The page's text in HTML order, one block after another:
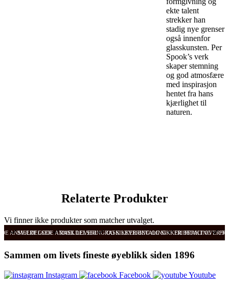
ekte talent
strekker han
stadig nye grenser
også innenfor
glasskunsten. Per
Spook’s verk
skaper stemning
og god atmosfære
med inspirasjon
hentet fra hans
kjærlighet til
naturen.
Relaterte Produkter
Vi finner ikke produkter som matcher utvalget.
ANMELDELSER RASK LEVERING OG SIKKER BETALING FRI FRAKT OVER
SVÆRT GODE ANMELDELSER RASK LEVERING OG SIKKER BETALING
Sammen om livets fineste øyeblikk siden 1896
Instagram Facebook
Youtube